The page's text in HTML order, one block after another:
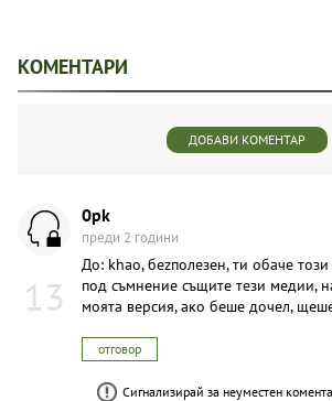
КОМЕНТАРИ
ДОБАВИ КОМЕНТАР
13
0pk
преди 2 години
До: khao, беzполезен, ти обаче
под съмнение същите тези медии,
моятa версия, ако беше дочел,
отговор
Сигнализирай за неуместен